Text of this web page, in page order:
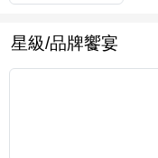
星級/品牌饗宴